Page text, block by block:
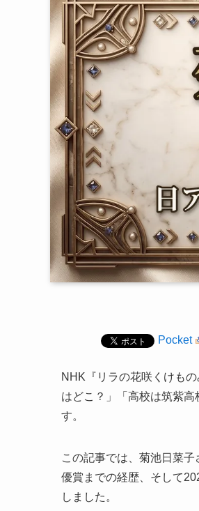
Pocket
NHK『リラの花咲くけも
はどこ？」「高校は筑紫
す。
この記事では、菊池日菜
優賞までの経歴、そして
しました。